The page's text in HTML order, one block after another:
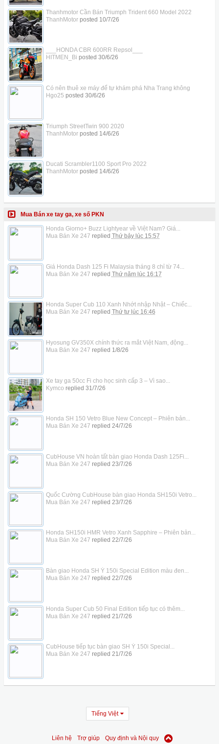
Thanhmotor Cần Bán Triumph Trident 660 Model 2022
ThanhMotorposted 10/7/26
___HONDA CBR 600RR Repsol___
HITMEN_Bi posted 30/6/26
Có nên thuê xe máy để tự khám phá Nha Trang không
Hgo25 posted 30/6/26
Triumph StreetTwin 900 2020
ThanhMotorposted 14/6/26
Ducati Scrambler1100 Sport Pro 2022
ThanhMotorposted 14/6/26
Mua Bán xe tay ga, xe số PKN
Honda Giorno+ Buzz Lightyear về Việt Nam? Giá...
Mua Bán Xe 247 replied Thứ bảy lúc 15:57
Giá Honda Dash 125 Fi Malaysia tháng 8 chỉ từ 74...
Mua Bán Xe 247 replied Thứ năm lúc 16:17
Honda Super Cub 110 Xanh Nhớt nhập Nhật – Chiếc...
Mua Bán Xe 247 replied Thứ tư lúc 16:46
Hyosung GV350X chính thức ra mắt Việt Nam, động...
Mua Bán Xe 247 replied 1/8/26
Xe tay ga 50cc Fi cho học sinh cấp 3 – Vì sao...
Kymco replied 31/7/26
Honda SH 150 Vetro Blue New Concept – Phiên bản...
Mua Bán Xe 247 replied 24/7/26
CubHouse VN hoàn tất bàn giao Honda Dash 125Fi...
Mua Bán Xe 247 replied 23/7/26
Quốc Cường CubHouse bàn giao Honda SH150i Vetro...
Mua Bán Xe 247 replied 23/7/26
Honda SH150i HMR Vetro Xanh Sapphire – Phiên bản...
Mua Bán Xe 247 replied 22/7/26
Bàn giao Honda SH Ý 150i Special Edition màu đen...
Mua Bán Xe 247 replied 22/7/26
Honda Super Cub 50 Final Edition tiếp tục có thêm...
Mua Bán Xe 247 replied 21/7/26
CubHouse tiếp tục bàn giao SH Ý 150i Special...
Mua Bán Xe 247 replied 21/7/26
Tiếng Việt
Liên hệ Trợ giúp Quy định và Nội quy